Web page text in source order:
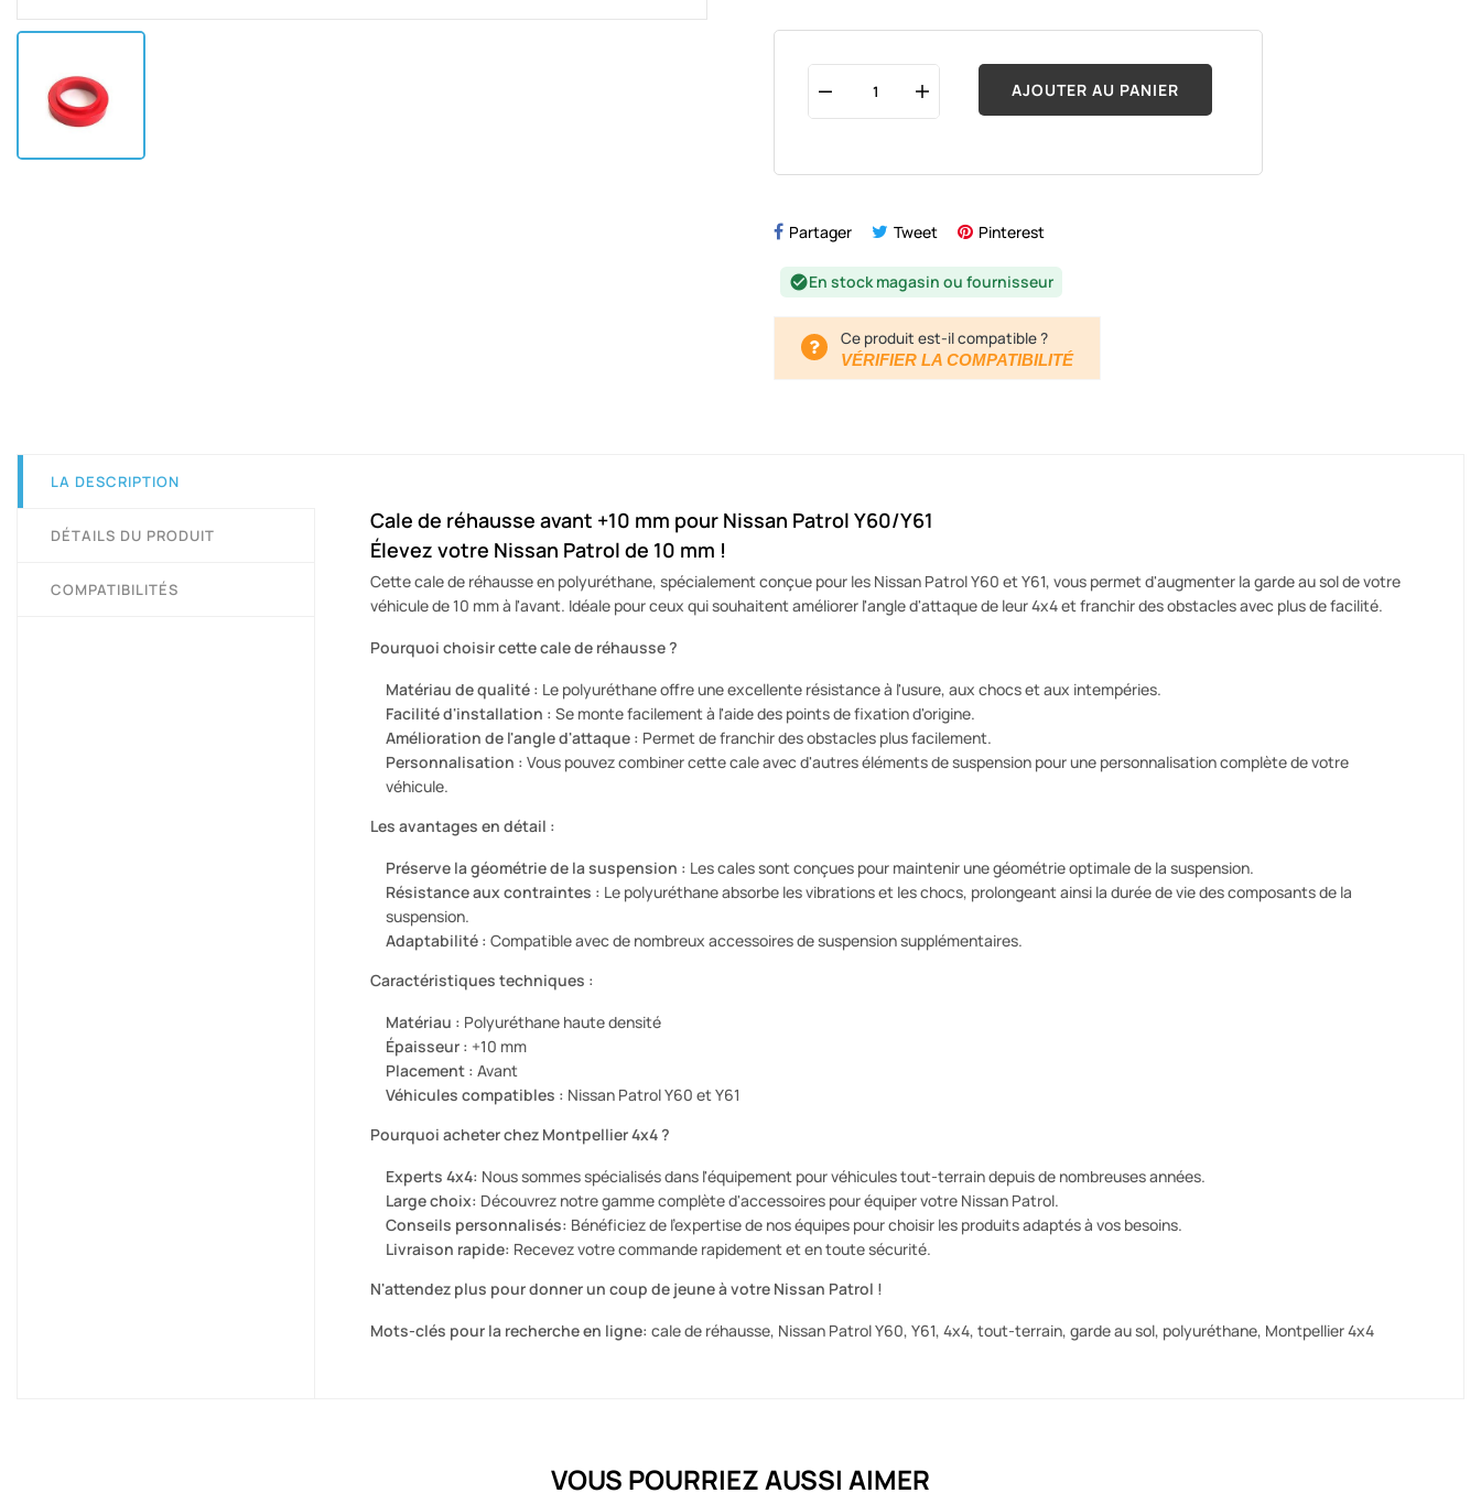
AJOUTER AU PANIER
Partager Tweet Pinterest
check_circleEn stock magasin ou fournisseur
Ce produit est-il compatible ?
VÉRIFIER LA COMPATIBILITÉ
LA DESCRIPTION
DÉTAILS DU PRODUIT
COMPATIBILITÉS
Cale de réhausse avant +10 mm pour Nissan Patrol Y60/Y61
Élevez votre Nissan Patrol de 10 mm !
Cette cale de réhausse en polyuréthane, spécialement conçue pour les Nissan Patrol Y60 et Y61, vous permet d'augmenter la garde au sol de votre
véhicule de 10 mm à l'avant. Idéale pour ceux qui souhaitent améliorer l'angle d'attaque de leur 4x4 et franchir des obstacles avec plus de facilité.
Pourquoi choisir cette cale de réhausse ?
Matériau de qualité : Le polyuréthane offre une excellente résistance à l'usure, aux chocs et aux intempéries.
Facilité d'installation : Se monte facilement à l'aide des points de fixation d'origine.
Amélioration de l'angle d'attaque : Permet de franchir des obstacles plus facilement.
Personnalisation : Vous pouvez combiner cette cale avec d'autres éléments de suspension pour une personnalisation complète de votre
véhicule.
Les avantages en détail :
Préserve la géométrie de la suspension : Les cales sont conçues pour maintenir une géométrie optimale de la suspension.
Résistance aux contraintes : Le polyuréthane absorbe les vibrations et les chocs, prolongeant ainsi la durée de vie des composants de la
suspension.
Adaptabilité : Compatible avec de nombreux accessoires de suspension supplémentaires.
Caractéristiques techniques :
Matériau : Polyuréthane haute densité
Épaisseur : +10 mm
Placement : Avant
Véhicules compatibles : Nissan Patrol Y60 et Y61
Pourquoi acheter chez Montpellier 4x4 ?
Experts 4x4: Nous sommes spécialisés dans l'équipement pour véhicules tout-terrain depuis de nombreuses années.
Large choix: Découvrez notre gamme complète d'accessoires pour équiper votre Nissan Patrol.
Conseils personnalisés: Bénéficiez de l'expertise de nos équipes pour choisir les produits adaptés à vos besoins.
Livraison rapide: Recevez votre commande rapidement et en toute sécurité.
N'attendez plus pour donner un coup de jeune à votre Nissan Patrol !
Mots-clés pour la recherche en ligne: cale de réhausse, Nissan Patrol Y60, Y61, 4x4, tout-terrain, garde au sol, polyuréthane, Montpellier 4x4
VOUS POURRIEZ AUSSI AIMER